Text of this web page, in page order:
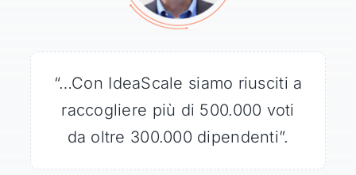
“…Con IdeaScale siamo riusciti a
raccogliere più di 500.000 voti
da oltre 300.000 dipendenti”.
“Milioni di persone si sono
sintonizzate per assistere
all’atterraggio di Curiosity e
IdeaScale ha dato loro la
“IdeaScale ha gestito facilmente
il grande volume di traffico
proveniente dal sito
WhiteHouse.gov”.